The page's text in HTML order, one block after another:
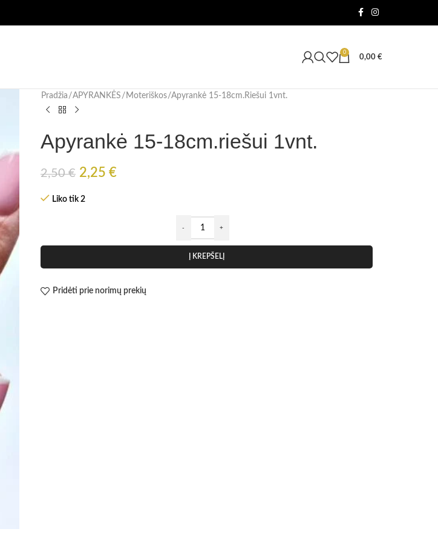
0
0,00 €
Pradžia APYRANKĖS Moteriškos Apyrankė 15-18cm.riešui 1vnt.
Apyrankė 15-18cm.riešui 1vnt.
2,50€ 2,25 €
Liko tik 2
Į KREPŠELĮ
Pridėti prie norimų prekių